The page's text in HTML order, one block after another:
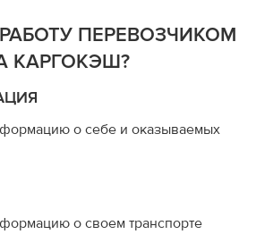
ПЕРЕВОЗЧИКОМ
КАРГОКЭШ?
о себе и оказываемых
о своем транспорте